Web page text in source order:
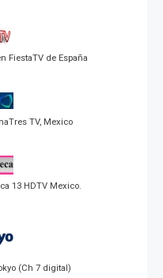
FiestaTV de España
TV, Mexico
13 HDTV Mexico.
(Ch 7 digital)